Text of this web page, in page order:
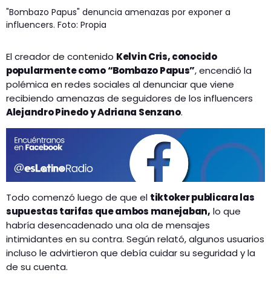
"Bombazo Papus" denuncia amenazas por exponer a
influencers. Foto: Propia
El creador de contenido Kelvin Cris, conocido
popularmente como “Bombazo Papus”, encendió la
polémica en redes sociales al denunciar que viene
recibiendo amenazas de seguidores de los influencers
Alejandro Pinedo y Adriana Senzano.
Todo comenzó luego de que el tiktoker publicara las
supuestas tarifas que ambos manejaban, lo que
habría desencadenado una ola de mensajes
intimidantes en su contra. Según relató, algunos usuarios
incluso le advirtieron que debía cuidar su seguridad y la
de su cuenta.